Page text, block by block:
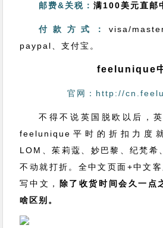
邮费&关税：满100美元直邮
付款方式：visa/
paypal、支付宝。
feelunique
官网：http://
不得不说英国脱欧以后，
feelunique平时的折扣力度
LOM、茱莉蔻、妙巴黎、纪梵希
不动就打折。全中文页面+中文
写中文，
除了收货时间会久一点
啥区别。